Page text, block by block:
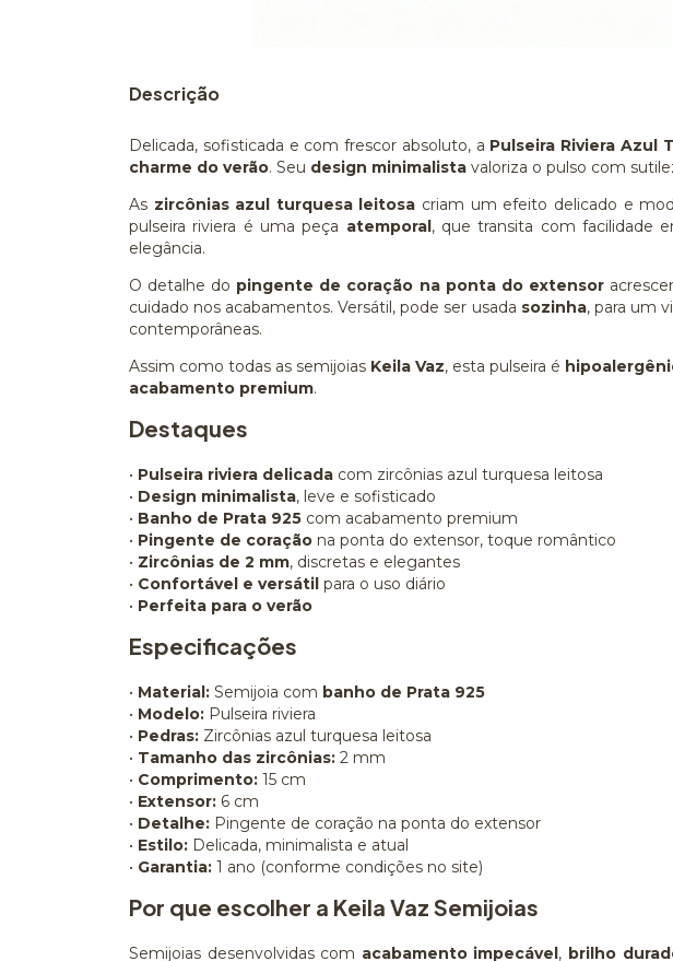
Descrição
Delicada, sofisticada e com frescor absoluto, a Pulseira Riviera Azul
charme do verão. Seu design minimalista valoriza o pulso com
As zircônias azul turquesa leitosa criam um efeito delicado e
pulseira riviera é uma peça atemporal, que transita com facilidade
elegância.
O detalhe do pingente de coração na ponta do extensor
cuidado nos acabamentos. Versátil, pode ser usada sozinha, para um
contemporâneas.
Assim como todas as semijoias Keila Vaz, esta pulseira é
acabamento premium.
Destaques
• Pulseira riviera delicada com zircônias azul turquesa leitosa
• Design minimalista, leve e sofisticado
• Banho de Prata 925 com acabamento premium
• Pingente de coração na ponta do extensor, toque romântico
• Zircônias de 2 mm, discretas e elegantes
• Confortável e versátil para o uso diário
• Perfeita para o verão
Especificações
• Material: Semijoia com banho de Prata 925
• Modelo: Pulseira riviera
• Pedras: Zircônias azul turquesa leitosa
• Tamanho das zircônias: 2 mm
• Comprimento: 15 cm
• Extensor: 6 cm
• Detalhe: Pingente de coração na ponta do extensor
• Estilo: Delicada, minimalista e atual
• Garantia: 1 ano (conforme condições no site)
Por que escolher a Keila Vaz Semijoias
Semijoias desenvolvidas com acabamento impecável, brilho